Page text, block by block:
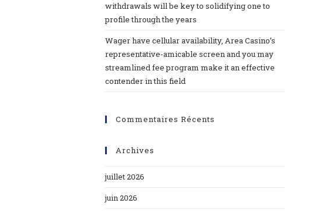
withdrawals will be key to solidifying one to
profile through the years
Wager have cellular availability, Area Casino’s
representative-amicable screen and you may
streamlined fee program make it an effective
contender in this field
Commentaires Récents
Archives
juillet 2026
juin 2026